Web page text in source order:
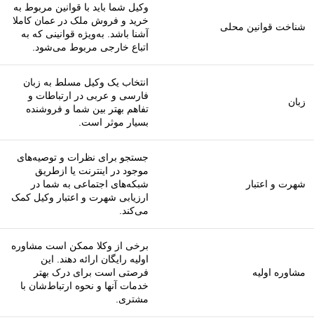
شناخت قوانین محلی
وکیل شما باید با قوانین مربوط به
خرید و فروش ملک در عمان کاملا
آشنا باشد. به‌ویژه قوانینی که به
اتباع خارجی مربوط می‌شود.
زبان
انتخاب یک وکیل مسلط به زبان
فارسی و عربی در ارتباطات و
تفاهم بهتر بین شما و فروشنده
بسیار موثر است.
شهرت و اعتبار
جستجو برای نظرات و توصیه‌های
موجود در اینترنت یا ازطریق
شبکه‌های اجتماعی به شما در
ارزیابی شهرت و اعتبار وکیل کمک
می‌کند.
مشاوره اولیه
برخی از وکلا ممکن است مشاوره
اولیه رایگان ارائه دهند. این
فرصتی است برای درک بهتر
خدمات آنها و نحوه ارتباط‌شان با
مشتری.